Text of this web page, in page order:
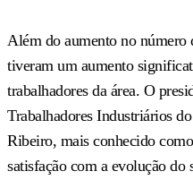
Além do aumento no número
tiveram um aumento
trabalhadores da área. O
Trabalhadores Industriários
Ribeiro, mais conhecido
satisfação com a evolução do